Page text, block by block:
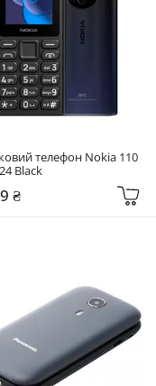
телефон Nokia 110
Black
₴